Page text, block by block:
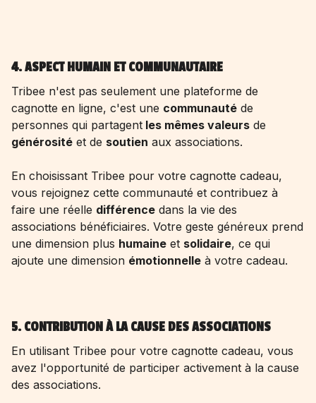
4. ASPECT HUMAIN ET COMMUNAUTAIRE
Tribee n'est pas seulement une plateforme de
cagnotte en ligne, c'est une communauté de
personnes qui partagent les mêmes valeurs de
générosité et de soutien aux associations.
En choisissant Tribee pour votre cagnotte cadeau,
vous rejoignez cette communauté et contribuez à
faire une réelle différence dans la vie des
associations bénéficiaires. Votre geste généreux prend
une dimension plus humaine et solidaire, ce qui
ajoute une dimension émotionnelle à votre cadeau.
5. CONTRIBUTION À LA CAUSE DES ASSOCIATIONS
En utilisant Tribee pour votre cagnotte cadeau, vous
avez l'opportunité de participer activement à la cause
des associations.